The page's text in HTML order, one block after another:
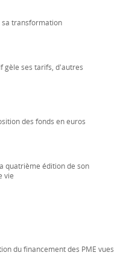
sa transformation
gèle ses tarifs, d'autres
des fonds en euros
quatrième édition de son
vie
du financement des PME vues